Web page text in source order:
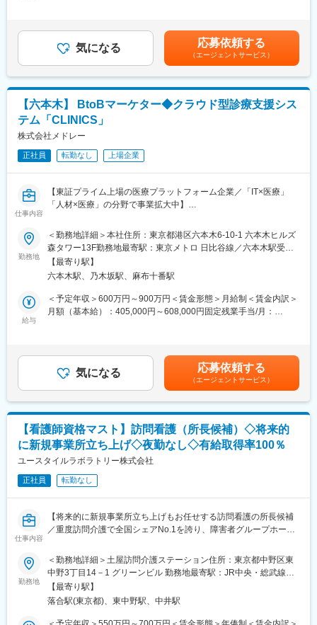
訪問看護利用者様のお住まいに伺い、健康維持などの下記サポー
トを行います。
・ご利用様宅やデイサービスへ訪問しての看護業務
・訪問看護報告書や計画書の作成
・医師やケアマネジャー等の関係機関とのやりとり
・ご利用者様の退院に向けた会議の参加
・サービス担当者会議の参加
※訪問移動は電動自転車
※記録方式は電子カルテ（iPadを1人1台貸与）
チームワーク・チーム制を採用しており、訪問看護初心者でも安
心して勤務できます。1人の利用者様に対し、訪問看護師2～5名
【訪問看護未経験でも安心できる研修・フォロー体制】
・座学（ビジネス、当社の理解）、同行訪問（一日の流れの理
解）等を行います。利用者様おひとりに対して複数人のチーム制
で対応しているため、気軽に相談ができる環境が整っておりま
す。
∟個別、認知症や精神障害等興味がある分野の勉強を行うことも
・マネジメント：1名（男性）
・事務職：数名
・正看護師：10名（男性3：女性7）
病院特別病棟、有料老人ホーム、消化器外科一般、耳鼻科、眼
科、乳腺外科
【呼び出し（オンコール）について】
・オンコールにて、実際に出動するのは1ヶ月に1回程です。
・日々のケアや緊急事態が起こる予測立てとその事前対応を徹底
し、”事前に防げる緊急呼び出し”を少なくすることで利用者様の不
安も取り除き、鳴らないオンコールの実現にチームで取り組んで
います。
※研修期間中はオンコールの対応はございません。
変更の範囲：会社の定める業務
気になる 応募依頼する
（エージェントサービス）
【六本木】 BtoBマーケター◆クラウド型診療支援シス
テム「CLINICS」
株式会社メドレー
正社員 転勤なし 上場企業
仕事内容
【東証プライム上場の医療プラットフォーム企業／「IT×医療」
「人材×医療」の分野で事業拡大中】
■概要：
日本最大級のオンライン診療・クラウド診療支援システム
「CLINICS」は、医療機関のDXを推進するプラットフォームとし
て、電子カルテや予約システムなど多角的な展開を続けていま
す。
現在、さらなる市場シェア拡大に向け、各施策の実行スピードと
精度を向上させる必要があります。この度は、マーケティング戦
■業務内容：
オンライン、オフライン両方の手段を用いて、BtoBマーケティン
■具体的な業務内容：
◎広告・メディアを活用した新規リード獲得施策
◎リード獲得用LP・ホワイトペーパー等の制作ディレクション
◎セミナー・メールマーケティングによるCRM施策
◎マーケティングデータに基づく営業連携の強化
■魅力：
・数値管理から施策実行までを一気通貫で担い、自身のPDCAが
留まらず、PL（損益）を意識した視座で、事業を動かすマーケタ
ーとしての力を養える環境です。
・医療×デジタル領域はマーケティングによる伸び代が非常に大き
く、定石に囚われない革新的なアプローチで市場を開拓できま
勤務地
＜勤務地詳細＞本社住所：東京都港区六本木6-10-1 六本木ヒルズ
森タワー13F勤務地最寄駅：東京メトロ 日比谷線／六本木駅受動
喫煙対策：屋内全面禁煙変更の範囲：会社の定める事業所
【最寄り駅】
六本木駅、乃木坂駅、麻布十番駅
給与
＜予定年収＞600万円～900万円＜賃金形態＞月給制＜賃金内訳＞
月額（基本給）：405,000円～608,000円固定残業手当/月：
昇給・賞与：年2回■上記は固定労働制の場合の月給内訳■裁量労
働制の場合の月給内訳基本給362,000円～542,000円固定残業代
138,000～208,000円※時間外労働の有無に関わらず49時間分の固
定残業代を支給、49時間分を超えて法定上割増賃金が発生する場
合は別途支給賃金はあくまでも目安の金額であり、選考を通じて
上下する可能性があります。月給(月額)は固定手当を含めた表記で
す。
気になる 応募依頼する
（エージェントサービス）
【看護師資格マスト】訪問看護（所長候補）◇将来的
に新規事業所立ち上げ◇夜勤なし◇有給取得率100％
ユースタイルラボラトリー株式会社
正社員 転勤なし
仕事内容
【将来的に新規事業所立ち上げもお任せする訪問看護の所長候補
／重度訪問介護で全国シェアNo.1を誇り、障害者グループホーム
■業務内容：
訪問看護事業や重度訪問介護等、福祉分野を中心に毎年平均
200％の成長を続けている当社にて、【土屋訪問看護ステーショ
ン】をご利用いただいている方々に向けた訪問看護業務をお任せ
します。
勤務地
＜勤務地詳細＞土屋訪問介護ステーション住所：東京都中野区東
中野3丁目14－1 グリーンビル 勤務地最寄駅：JR中央・総武線線
／東中野駅駅受動喫煙対策：屋内全面禁煙変更の範囲：会社の定
める事業所
【最寄り駅】
落合駅(東京都)、東中野駅、中井駅